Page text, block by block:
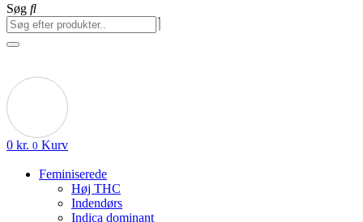
Søg
0 kr. 0 Kurv
Feminiserede
Høj THC
Indendørs
Indica dominant